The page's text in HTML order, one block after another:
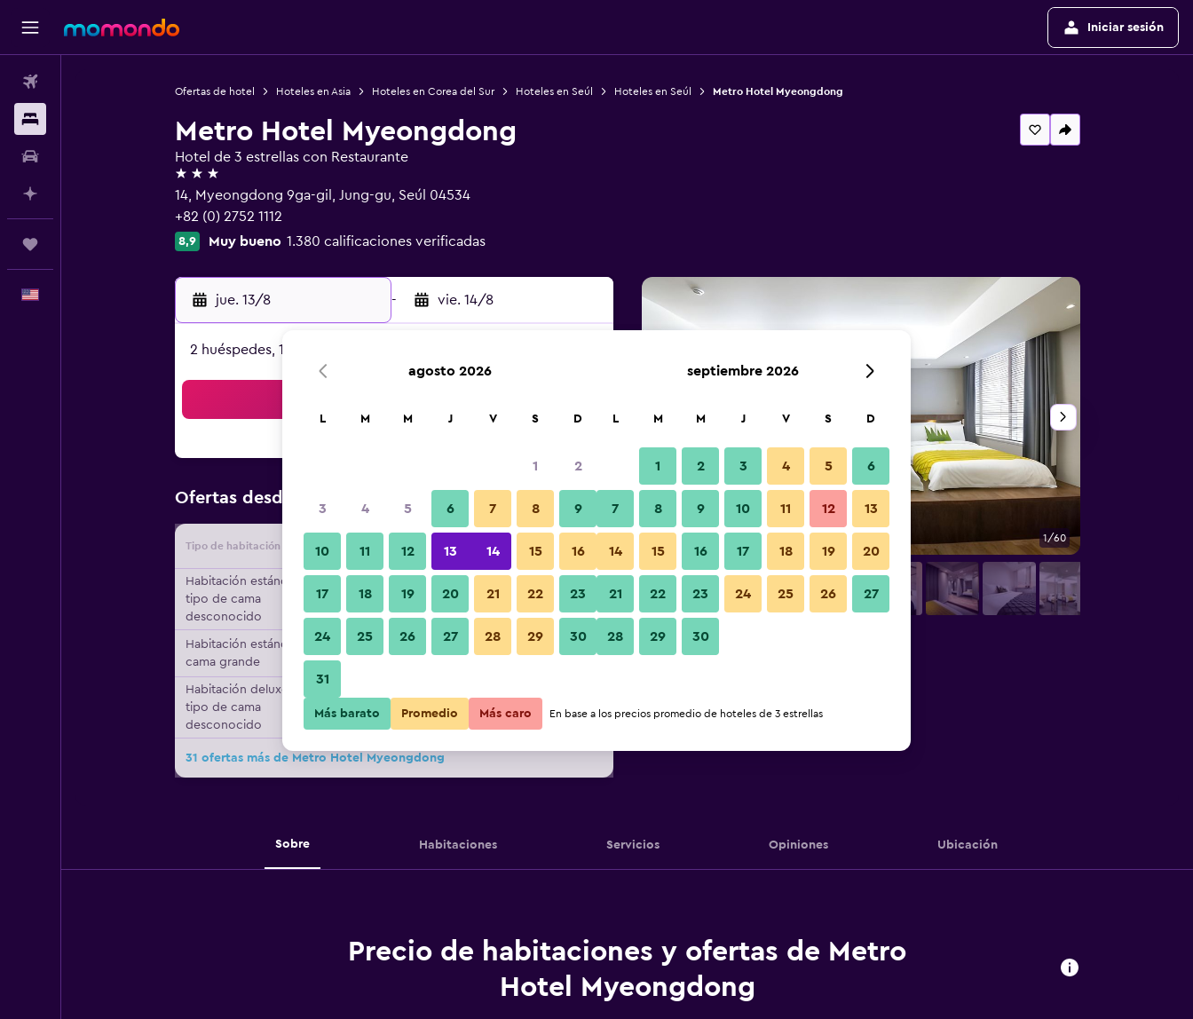
Iniciar sesión
Ofertas de hotel Hoteles en Asia Hoteles en Corea del Sur Hoteles en Seúl Hoteles en Seúl Metro Hotel Myeongdong
Metro Hotel Myeongdong
Hotel de 3 estrellas con Restaurante
3 estrellas
14, Myeongdong 9ga-gil, Jung-gu, Seúl 04534
+82 (0) 2752 1112
8,9 Muy bueno 1.380 calificaciones verificadas
jue. 13/8 - vie. 14/8
2 huéspedes, 1 habitación
Ofertas desde Oferta más barata de precio por noche
Tipo de habitación Proveedor Total noche
Habitación estándar,
tipo de cama
desconocido
$71 Ver oferta
Habitación estándar, 1
cama grande
$96 Ver oferta
Habitación deluxe,
tipo de cama
desconocido
$113 Ver oferta
31 ofertas más de Metro Hotel Myeongdong
Habitación 1/60
Fotos
Sobre Habitaciones Servicios Opiniones Ubicación
Precio de habitaciones y ofertas de Metro
Hotel Myeongdong
agosto 2026
L M M J V S D
1 2
3 4 5 6 7 8 9
10 11 12 13 14 15 16
17 18 19 20 21 22 23
24 25 26 27 28 29 30
31
septiembre 2026
L M M J V S D
1 2 3 4 5 6
7 8 9 10 11 12 13
14 15 16 17 18 19 20
21 22 23 24 25 26 27
28 29 30
Más barato Promedio Más caro En base a los precios promedio de hoteles de 3 estrellas